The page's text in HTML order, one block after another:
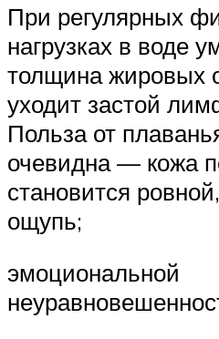
При регулярных
нагрузках в воде
толщина жировых
уходит застой
Польза от
очевидна — кожа
становится
ощупь;
эмоциональной